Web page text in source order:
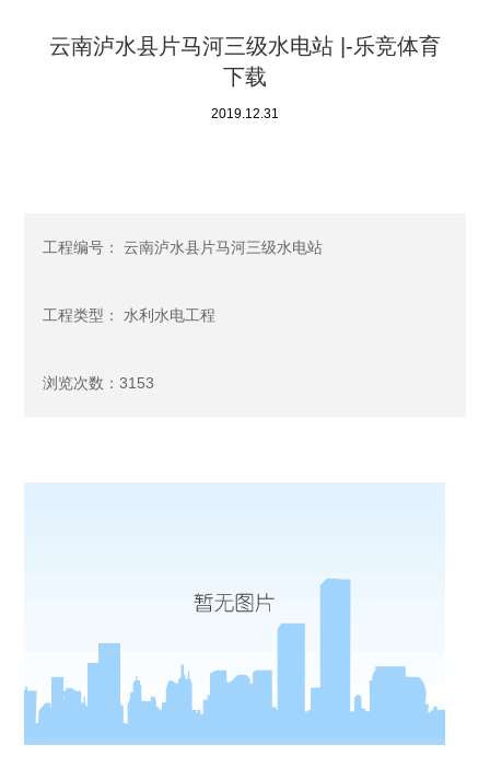
云南泸水县片马河三级水电站 |-乐竞体育
下载
2019.12.31
工程编号： 云南泸水县片马河三级水电站
工程类型： 水利水电工程
浏览次数：3153